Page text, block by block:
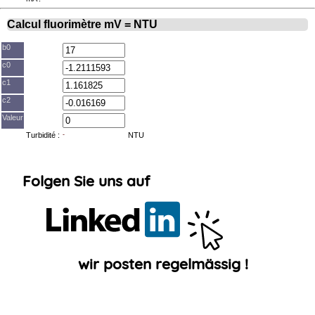
Folgen
Sie
auf
Linkedin
!
⦿ Entsorgung
Calcul fluorimètre mV = NTU
b0
c0
c1
c2
Valeur
Turbidité : - NTU